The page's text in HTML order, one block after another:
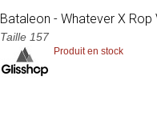
Bataleon - Whatever X Rop
Taille 157
Produit en stock